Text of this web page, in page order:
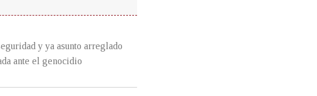
y ya asunto arreglado
ante el genocidio